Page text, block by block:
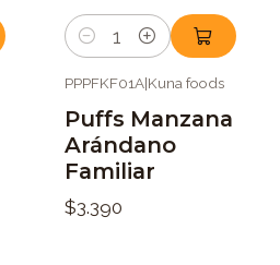
Cantidad
PPPFKF01A|Kuna foods
Puffs Manzana
Arándano
Familiar
$3.390